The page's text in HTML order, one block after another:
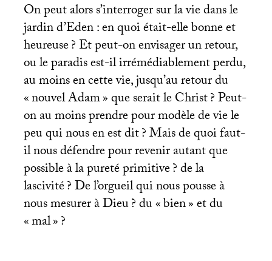
On peut alors s’interroger sur la vie dans le
jardin d’Eden : en quoi était-elle bonne et
heureuse? Et peut-on envisager un retour,
ou le paradis est-il irrémédiablement perdu,
au moins en cette vie, jusqu’au retour du
«nouvel Adam» que serait le Christ? Peut-
on au moins prendre pour modèle de vie le
peu qui nous en est dit? Mais de quoi faut-
il nous défendre pour revenir autant que
possible à la pureté primitive? de la
lascivité? De l’orgueil qui nous pousse à
nous mesurer à Dieu? du «bien» et du
«mal»?